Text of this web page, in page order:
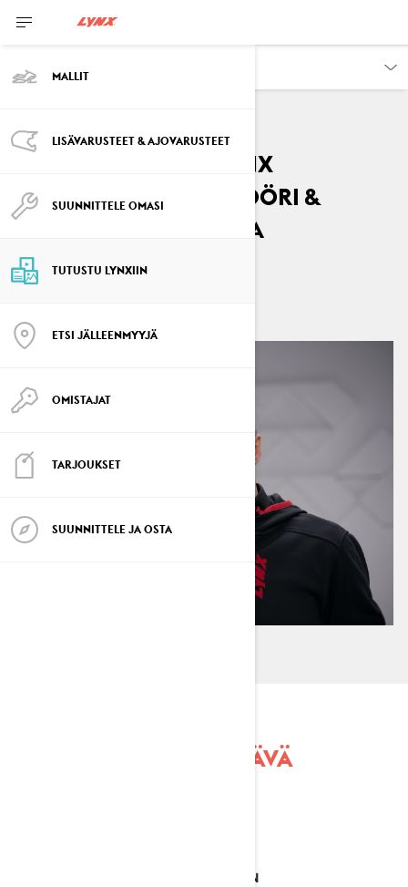
MALLIT
LISÄVARUSTEET & AJOVARUSTEET
SUUNNITTELE OMASI
TUTUSTU LYNXIIN
ETSI JÄLLEENMYYJÄ
OMISTAJAT
TARJOUKSET
SUUNNITTELE JA OSTA
Tavataan Janne: Lynx
tuotekehitysinsinööri &
snowcross legenda
ByLynx Snowmobiles
JANNE TAPIO ON ELÄVÄ
HÄN ON YKSI KAIKKIEN AIKOJEN